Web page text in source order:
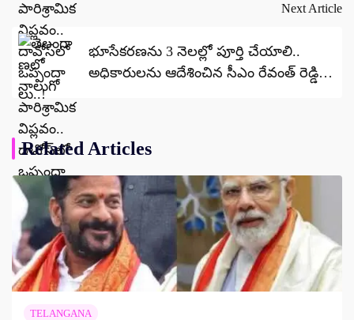
Next Article
భూసేకరణను 3 నెలల్లో పూర్తి చేయాలి..
అధికారులను ఆదేశించిన సీఎం రేవంత్ రెడ్డి…
Related Articles
TELANGANA